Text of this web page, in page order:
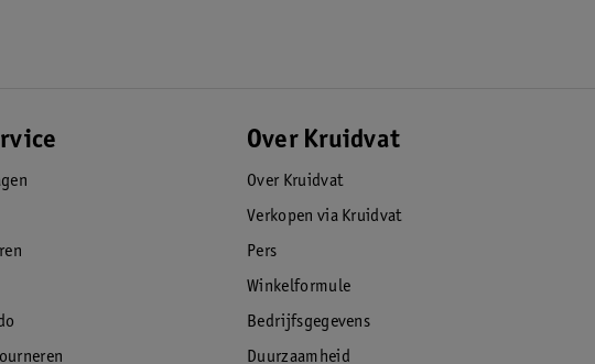
Over Kruidvat
Over Kruidvat
Verkopen via Kruidvat
Pers
Winkelformule
Bedrijfsgegevens
Duurzaamheid